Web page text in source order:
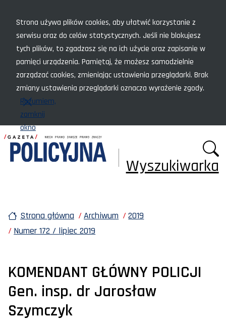
Strona używa plików cookies, aby ułatwić korzystanie z
serwisu oraz do celów statystycznych. Jeśli nie blokujesz
tych plików, to zgadzasz się na ich użycie oraz zapisanie w
pamięci urządzenia. Pamiętaj, że możesz samodzielnie
zarządzać cookies, zmieniając ustawienia przeglądarki. Brak
zmiany ustawienia przeglądarki oznacza wyrażenie zgody.
Rozumiem,
zamknij
okno
Wyszukiwarka
Strona główna Archiwum
2019
Numer 172 / lipiec 2019
KOMENDANT GŁÓWNY POLICJI
Gen. insp. dr Jarosław
Szymczyk